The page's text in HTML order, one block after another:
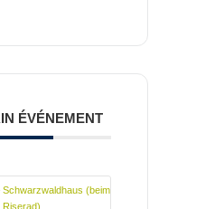
ÉVÉNEMENT
(beim
Riserad)